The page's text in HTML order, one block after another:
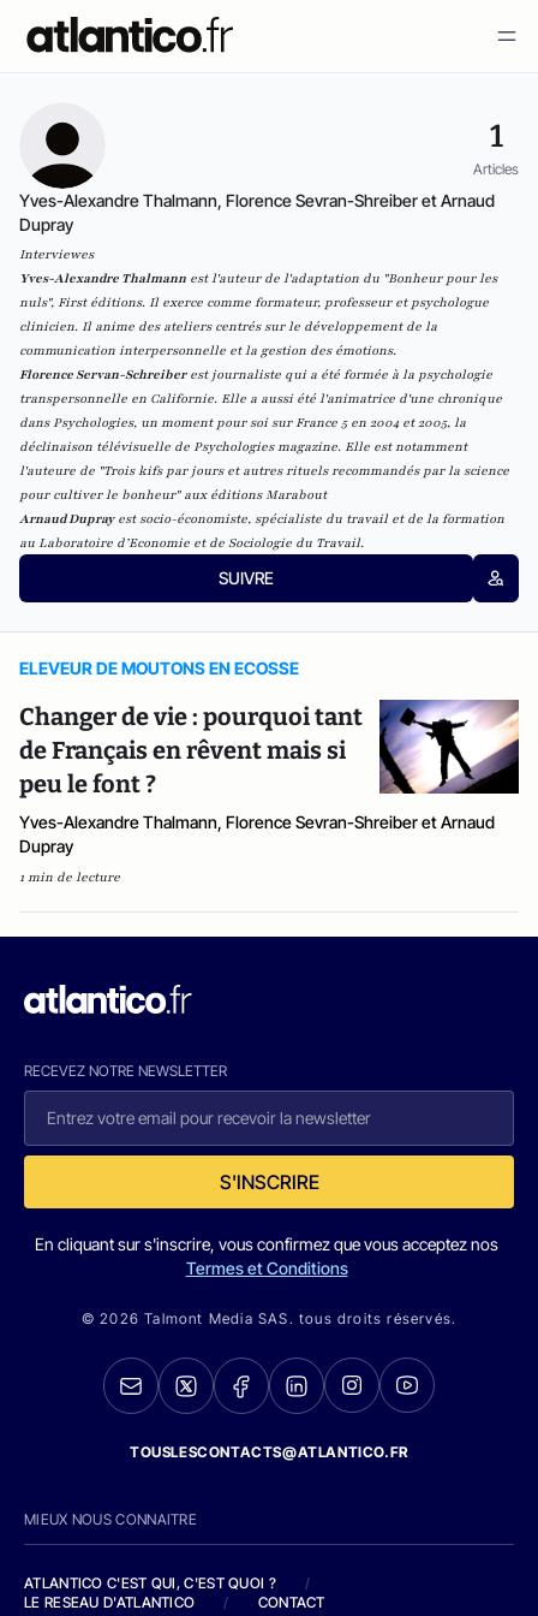
1
Articles
Yves-Alexandre Thalmann, Florence Sevran-Shreiber et Arnaud
Dupray
Interviewes
Yves-Alexandre Thalmann est l'auteur de l'adaptation du "Bonheur pour les
nuls", First éditions. Il exerce comme formateur, professeur et psychologue
clinicien. Il anime des ateliers centrés sur le développement de la
communication interpersonnelle et la gestion des émotions.
Florence Servan-Schreiberest journaliste qui a été formée à la psychologie
transpersonnelle en Californie. Elle a aussi été l'animatrice d'une chronique
dans Psychologies, un moment pour soi sur France 5 en 2004 et 2005, la
déclinaison télévisuelle de Psychologies magazine. Elle est notamment
l'auteure de "Trois kifs par jours et autres rituels recommandés par la science
pour cultiver le bonheur" aux éditions Marabout
Arnaud Duprayest socio-économiste, spécialiste du travail et de la formation
au Laboratoire d’Economie et de Sociologie du Travail.
SUIVRE
ELEVEUR DE MOUTONS EN ECOSSE
Changer de vie : pourquoi tant
de Français en rêvent mais si
peu le font ?
Yves-Alexandre Thalmann, Florence Sevran-Shreiber et Arnaud
Dupray
1 min de lecture
RECEVEZ NOTRE NEWSLETTER
S'INSCRIRE
En cliquant sur s'inscrire, vous confirmez que vous acceptez nos
Termes et Conditions
© 2026 Talmont Media SAS. tous droits réservés.
TOUSLESCONTACTS@ATLANTICO.FR
MIEUX NOUS CONNAITRE
ATLANTICO C'EST QUI, C'EST QUOI ?
/
LE RESEAU D'ATLANTICO
/ CONTACT